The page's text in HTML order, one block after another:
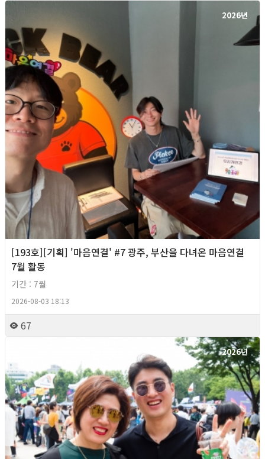
2026년
[193호][기획] '마음연결' #7 광주, 부산을 다녀온 마음연결
7월 활동
기간 : 7월
2026-08-03 18:13
67
2026년